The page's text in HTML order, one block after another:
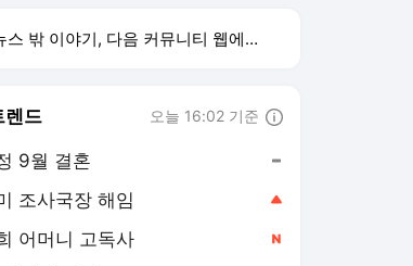
스 밖 이야기, 다음 커뮤니티 웹에서 보기
렌드 오늘 16:02 기준
9월 결혼
어머니 고독사